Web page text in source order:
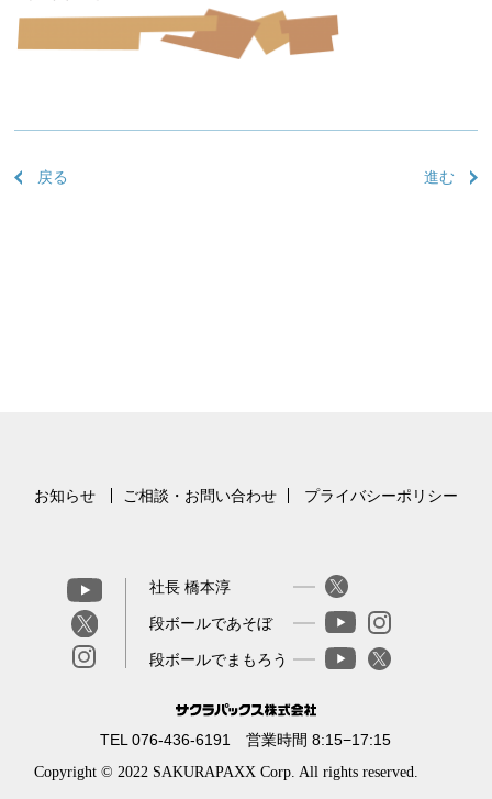
戻る 進む
お知らせ ご相談・お問い合わせ プライバシーポリシー
社長 橋本淳
段ボールであそぼ
段ボールでまもろう
TEL 076-436-6191 営業時間 8:15−17:15
Copyright © 2022 SAKURAPAXX Corp. All rights reserved.